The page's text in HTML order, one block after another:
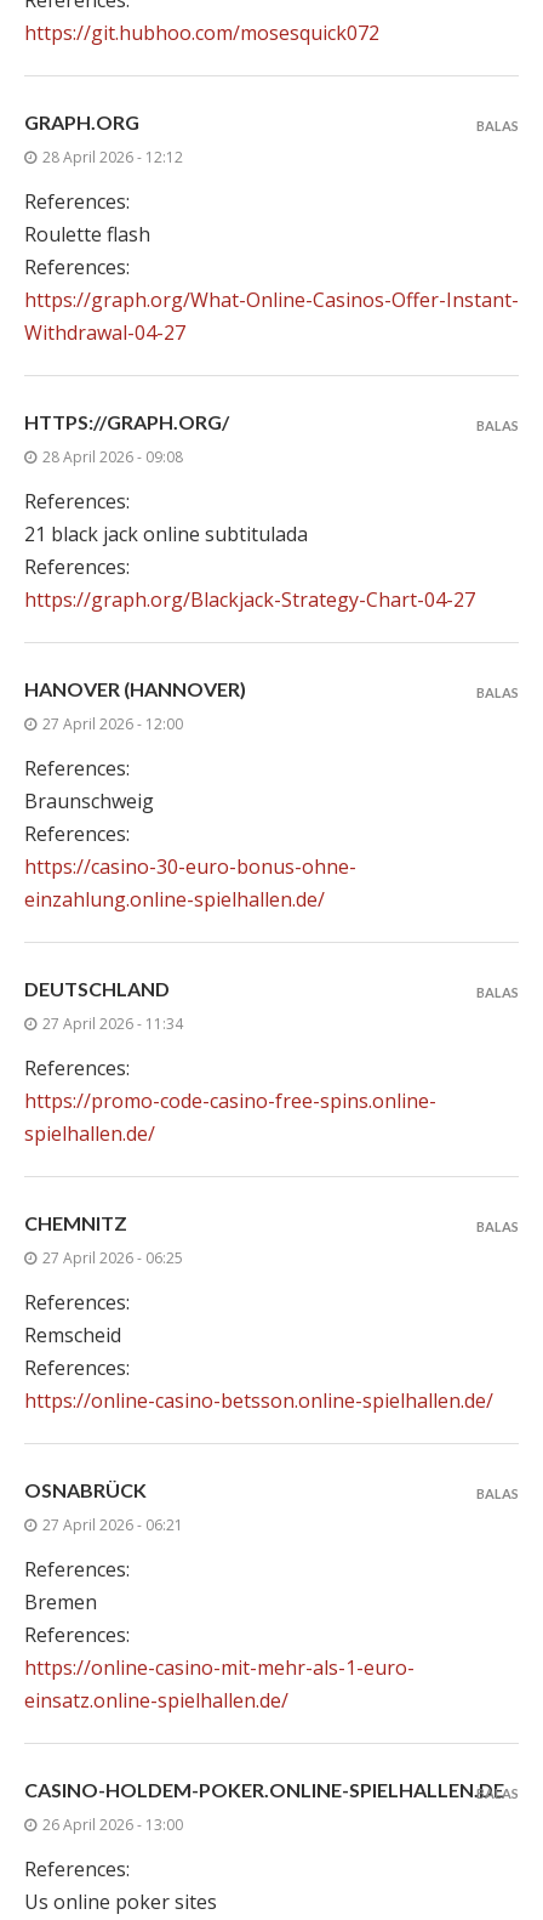
https://git.hubhoo.com/mosesquick072
GRAPH.ORG
28 April 2026 - 12:12
References:
Roulette flash
References:
https://graph.org/What-Online-Casinos-Offer-Instant-
Withdrawal-04-27
BALAS
HTTPS://GRAPH.ORG/
28 April 2026 - 09:08
References:
21 black jack online subtitulada
References:
https://graph.org/Blackjack-Strategy-Chart-04-27
BALAS
HANOVER (HANNOVER)
27 April 2026 - 12:00
References:
Braunschweig
References:
https://casino-30-euro-bonus-ohne-
einzahlung.online-spielhallen.de/
BALAS
DEUTSCHLAND
27 April 2026 - 11:34
References:
https://promo-code-casino-free-spins.online-
spielhallen.de/
BALAS
CHEMNITZ
27 April 2026 - 06:25
References:
Remscheid
References:
https://online-casino-betsson.online-spielhallen.de/
BALAS
OSNABRÜCK
27 April 2026 - 06:21
References:
Bremen
References:
https://online-casino-mit-mehr-als-1-euro-
einsatz.online-spielhallen.de/
BALAS
CASINO-HOLDEM-POKER.ONLINE-SPIELHALLEN.DE
26 April 2026 - 13:00
References:
Us online poker sites
BALAS